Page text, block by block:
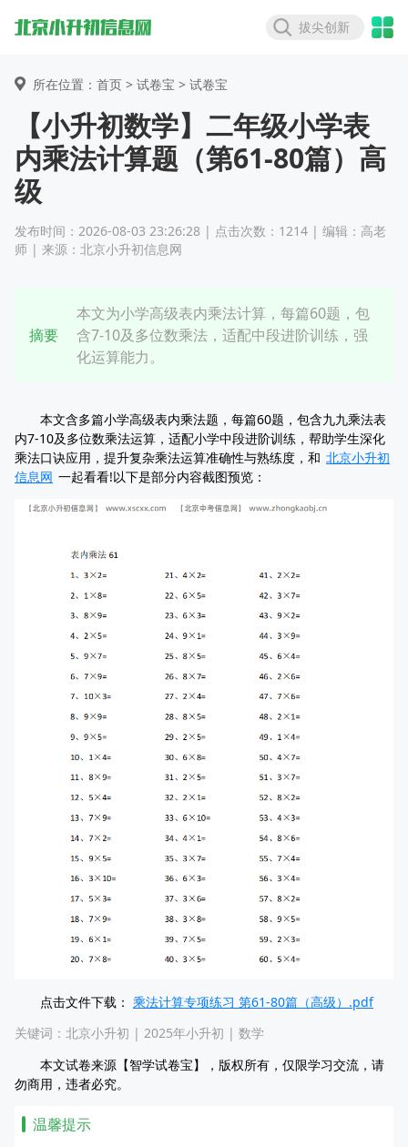
拔尖创新
所在位置：首页 > 试卷宝 > 试卷宝
【小升初数学】二年级小学表
内乘法计算题（第61-80篇）高
级
发布时间：2026-08-03 23:26:28 | 点击次数：1214 | 编辑：高老
师 | 来源：北京小升初信息网
摘要
本文为小学高级表内乘法计算，每篇60题，包
含7-10及多位数乘法，适配中段进阶训练，强
化运算能力。
本文含多篇小学高级表内乘法题，每篇60题，包含九九乘法表
内7-10及多位数乘法运算，适配小学中段进阶训练，帮助学生深化
乘法口诀应用，提升复杂乘法运算准确性与熟练度，和 北京小升初
信息网 一起看看!以下是部分内容截图预览：
点击文件下载： 乘法计算专项练习 第61-80篇（高级）.pdf
关键词： 北京小升初 | 2025年小升初 | 数学
本文试卷来源【智学试卷宝】，版权所有，仅限学习交流，请
勿商用，违者必究。
温馨提示